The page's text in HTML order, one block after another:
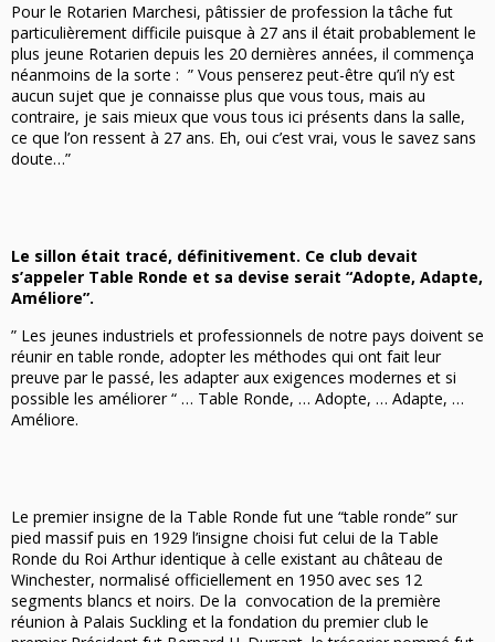
Pour le Rotarien Marchesi, pâtissier de profession la tâche fut
particulièrement difficile puisque à 27 ans il était probablement le
plus jeune Rotarien depuis les 20 dernières années, il commença
néanmoins de la sorte : ” Vous penserez peut-être qu’il n’y est
aucun sujet que je connaisse plus que vous tous, mais au
contraire, je sais mieux que vous tous ici présents dans la salle,
ce que l’on ressent à 27 ans. Eh, oui c’est vrai, vous le savez sans
doute…”
Le sillon était tracé, définitivement. Ce club devait
s’appeler Table Ronde et sa devise serait “Adopte, Adapte,
Améliore”.
” Les jeunes industriels et professionnels de notre pays doivent se
réunir en table ronde, adopter les méthodes qui ont fait leur
preuve par le passé, les adapter aux exigences modernes et si
possible les améliorer “ … Table Ronde, … Adopte, … Adapte, …
Améliore.
Le premier insigne de la Table Ronde fut une “table ronde” sur
pied massif puis en 1929 l’insigne choisi fut celui de la Table
Ronde du Roi Arthur identique à celle existant au château de
Winchester, normalisé officiellement en 1950 avec ses 12
segments blancs et noirs. De la convocation de la première
réunion à Palais Suckling et la fondation du premier club le